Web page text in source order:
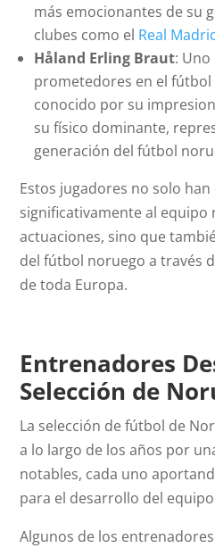
más emocionantes de su
clubes como el Real
Håland Erling Braut:
prometedores en el
conocido por su
su físico dominante,
generación del fútbol
Estos jugadores no solo
significativamente al equipo
actuaciones, sino que
del fútbol noruego a través
de toda Europa.
Entrenadores
Selección de
La selección de fútbol de
a lo largo de los años por
notables, cada uno
para el desarrollo del
Algunos de los